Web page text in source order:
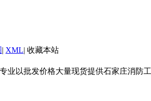
| XML| 收藏本站
业以批发价格大量现货提供石家庄消防